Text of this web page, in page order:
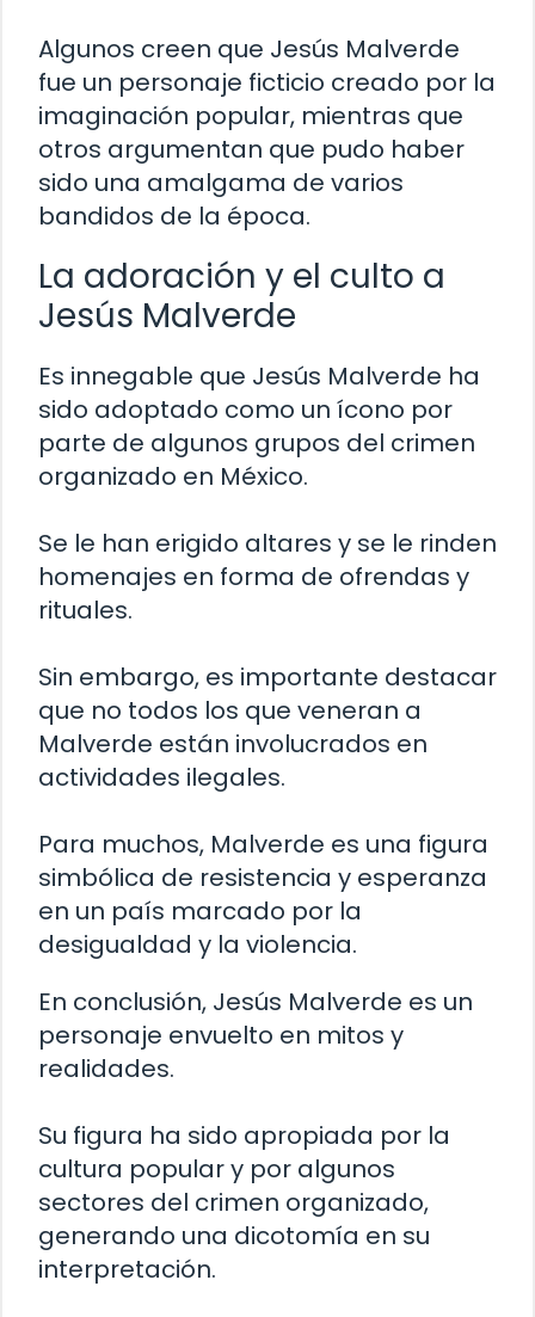
Algunos creen que Jesús Malverde
fue un personaje ficticio creado por la
imaginación popular, mientras que
otros argumentan que pudo haber
sido una amalgama de varios
bandidos de la época.
La adoración y el culto a
Jesús Malverde
Es innegable que Jesús Malverde ha
sido adoptado como un ícono por
parte de algunos grupos del crimen
organizado en México.
Se le han erigido altares y se le rinden
homenajes en forma de ofrendas y
rituales.
Sin embargo, es importante destacar
que no todos los que veneran a
Malverde están involucrados en
actividades ilegales.
Para muchos, Malverde es una figura
simbólica de resistencia y esperanza
en un país marcado por la
desigualdad y la violencia.
En conclusión, Jesús Malverde es un
personaje envuelto en mitos y
realidades.
Su figura ha sido apropiada por la
cultura popular y por algunos
sectores del crimen organizado,
generando una dicotomía en su
interpretación.